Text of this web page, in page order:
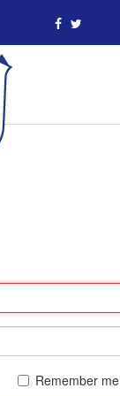
Remember me